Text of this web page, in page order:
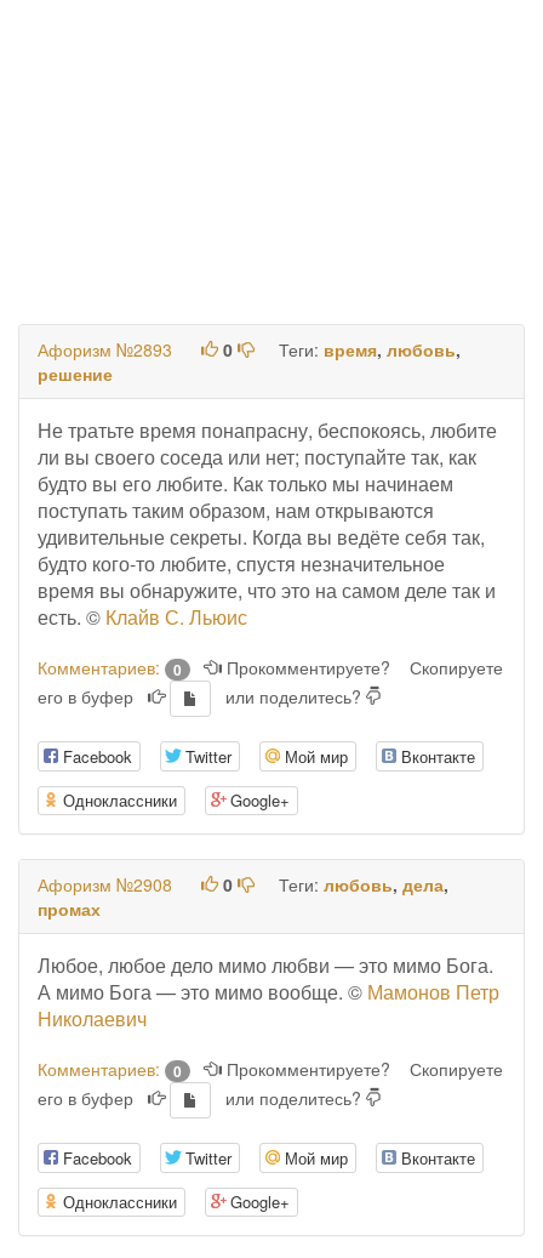
Афоризм №2893 0 Теги: время, любовь,
решение
Не тратьте время понапрасну, беспокоясь, любите
ли вы своего соседа или нет; поступайте так, как
будто вы его любите. Как только мы начинаем
поступать таким образом, нам открываются
удивительные секреты. Когда вы ведёте себя так,
будто кого-то любите, спустя незначительное
время вы обнаружите, что это на самом деле так и
есть. © Клайв С. Льюис
Комментариев: 0 Прокомментируете?
Скопируете
его в буфер
или поделитесь?
Facebook Twitter Мой мир
Вконтакте
Одноклассники
Google+
Афоризм №2908 0 Теги: любовь, дела,
промах
Любое, любое дело мимо любви — это мимо Бога.
А мимо Бога — это мимо вообще. © Мамонов Петр
Николаевич
Комментариев: 0 Прокомментируете?
Скопируете
его в буфер
или поделитесь?
Facebook Twitter Мой мир
Вконтакте
Одноклассники
Google+